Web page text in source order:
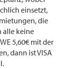
einsetzt,
die
alle keine
5,60€ mit der
dann ist VISA